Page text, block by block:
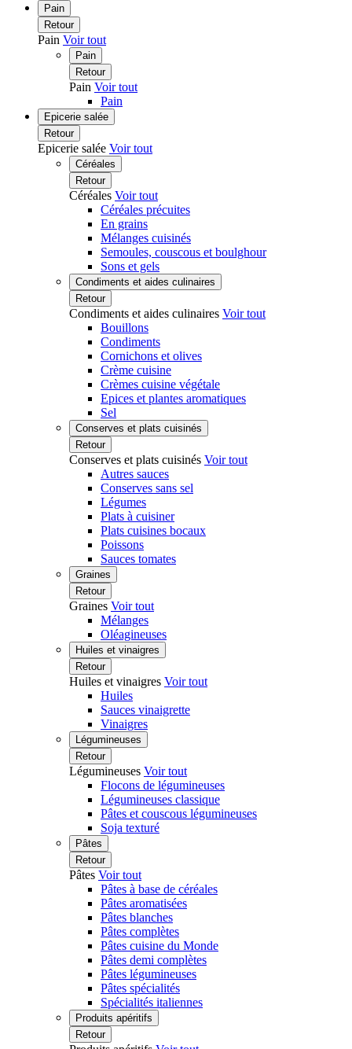
Pain
Retour
Pain Voir tout
Pain
Retour
Pain Voir tout
Pain
Epicerie salée
Retour
Epicerie salée Voir tout
Céréales
Retour
Céréales Voir tout
Céréales précuites
En grains
Mélanges cuisinés
Semoules, couscous et boulghour
Sons et gels
Condiments et aides culinaires
Retour
Condiments et aides culinaires Voir tout
Bouillons
Condiments
Cornichons et olives
Crème cuisine
Crèmes cuisine végétale
Epices et plantes aromatiques
Sel
Conserves et plats cuisinés
Retour
Conserves et plats cuisinés Voir tout
Autres sauces
Conserves sans sel
Légumes
Plats à cuisiner
Plats cuisines bocaux
Poissons
Sauces tomates
Graines
Retour
Graines Voir tout
Mélanges
Oléagineuses
Huiles et vinaigres
Retour
Huiles et vinaigres Voir tout
Huiles
Sauces vinaigrette
Vinaigres
Légumineuses
Retour
Légumineuses Voir tout
Flocons de légumineuses
Légumineuses classique
Pâtes et couscous légumineuses
Soja texturé
Pâtes
Retour
Pâtes Voir tout
Pâtes à base de céréales
Pâtes aromatisées
Pâtes blanches
Pâtes complètes
Pâtes cuisine du Monde
Pâtes demi complètes
Pâtes légumineuses
Pâtes spécialités
Spécialités italiennes
Produits apéritifs
Retour